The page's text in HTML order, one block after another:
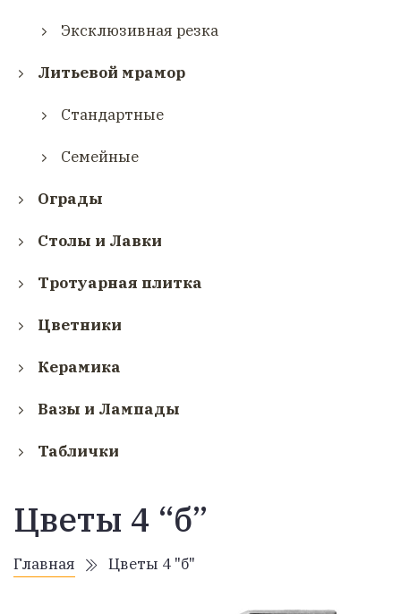
Эксклюзивная резка
Литьевой мрамор
Стандартные
Семейные
Ограды
Столы и Лавки
Тротуарная плитка
Цветники
Керамика
Вазы и Лампады
Таблички
Цветы 4 “б”
Главная Цветы 4 "б"